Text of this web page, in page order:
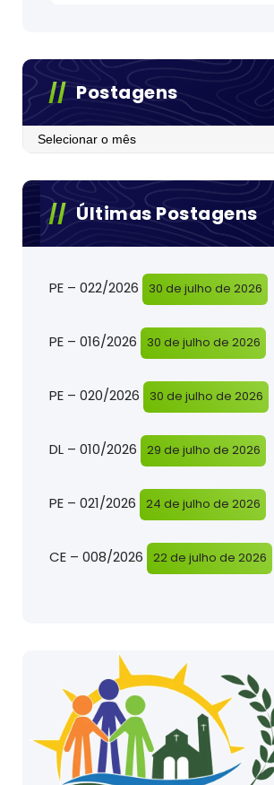
Postagens
Postagens
Últimas Postagens
PE – 022/2026 30 de julho de 2026
PE – 016/2026 30 de julho de 2026
PE – 020/2026 30 de julho de 2026
DL – 010/2026 29 de julho de 2026
PE – 021/2026 24 de julho de 2026
CE – 008/2026 22 de julho de 2026